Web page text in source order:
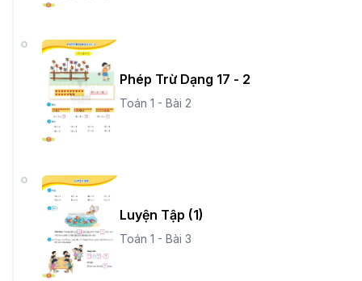
Phép Trừ Dạng 17 - 2
Toán 1 - Bài 2
Luyện Tập (1)
Toán 1 - Bài 3